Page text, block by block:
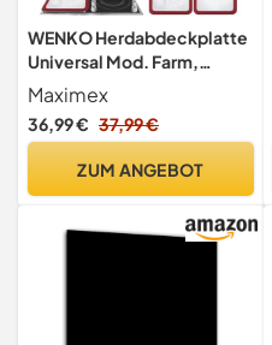
WENKO Herdabdeckplatte
Universal Mod. Farm,
höhenverstellbar für alle
Herdarten, Schneidebrett
und Spritzschutz, Glas, 30 x
Maximex
36,99 € 37,99 €
ZUM ANGEBOT